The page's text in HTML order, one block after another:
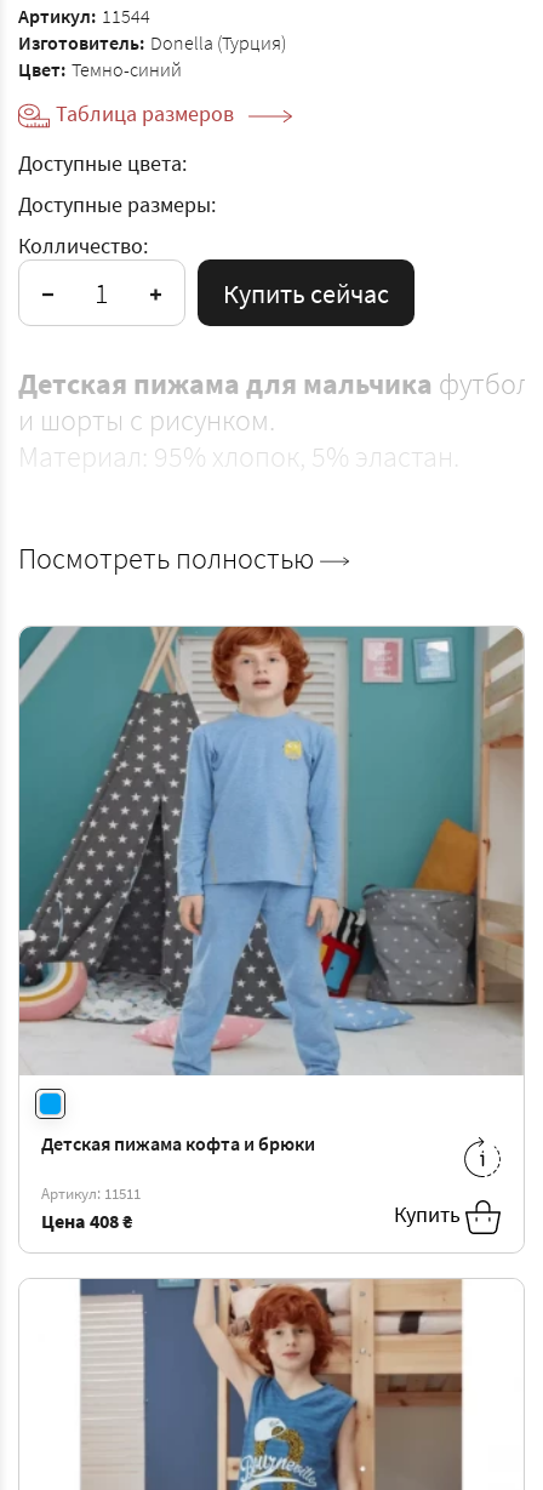
Артикул: 11544
Изготовитель: Donella (Турция)
Цвет: Темно-синий
Таблица размеров
Доступные цвета:
Доступные размеры:
Колличество:
Купить сейчас
Детская пижама для мальчика
и шорты с рисунком.
Материал: 95% хлопок, 5% эластан.
Посмотреть полностью
Детская пижама кофта и брюки
Артикул: 11511
Цена 408 ₴ Купить
0/1